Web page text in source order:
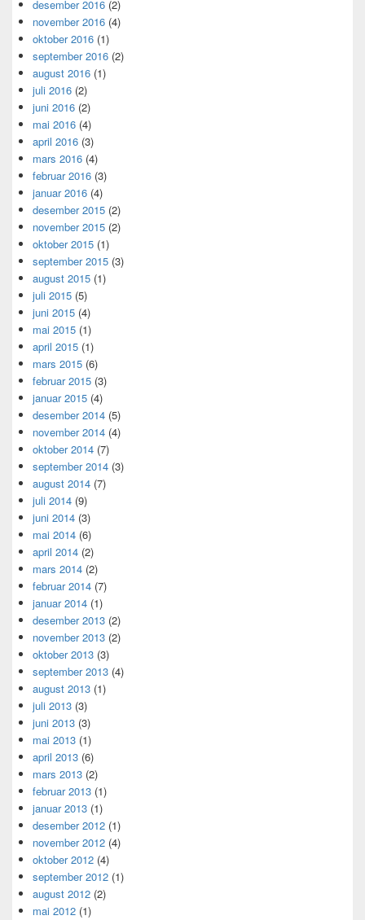
desember 2016 (2)
november 2016 (4)
oktober 2016 (1)
september 2016 (2)
august 2016 (1)
juli 2016 (2)
juni 2016 (2)
mai 2016 (4)
april 2016 (3)
mars 2016 (4)
februar 2016 (3)
januar 2016 (4)
desember 2015 (2)
november 2015 (2)
oktober 2015 (1)
september 2015 (3)
august 2015 (1)
juli 2015 (5)
juni 2015 (4)
mai 2015 (1)
april 2015 (1)
mars 2015 (6)
februar 2015 (3)
januar 2015 (4)
desember 2014 (5)
november 2014 (4)
oktober 2014 (7)
september 2014 (3)
august 2014 (7)
juli 2014 (9)
juni 2014 (3)
mai 2014 (6)
april 2014 (2)
mars 2014 (2)
februar 2014 (7)
januar 2014 (1)
desember 2013 (2)
november 2013 (2)
oktober 2013 (3)
september 2013 (4)
august 2013 (1)
juli 2013 (3)
juni 2013 (3)
mai 2013 (1)
april 2013 (6)
mars 2013 (2)
februar 2013 (1)
januar 2013 (1)
desember 2012 (1)
november 2012 (4)
oktober 2012 (4)
september 2012 (1)
august 2012 (2)
mai 2012 (1)